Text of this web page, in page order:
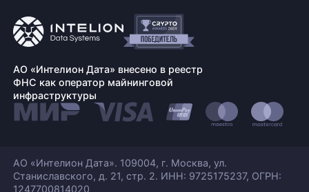
АО «Интелион Дата» внесено в реестр
ФНС как оператор майнинговой
инфраструктуры
АО «Интелион Дата». 109004, г. Москва, ул.
Станиславского, д. 21, стр. 2. ИНН: 9725175237, ОГРН:
1247700814020